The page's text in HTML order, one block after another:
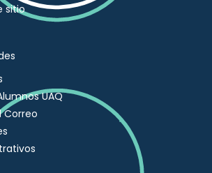
sitio
UAQ
Correo